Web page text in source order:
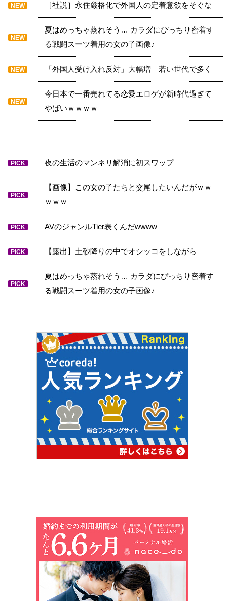
NEW ［社説］永住厳格化で外国人の定着意欲をそぐな
NEW
夏はめっちゃ蒸れそう… カラダにぴっちり密着す
る戦闘スーツ着用の女の子画像♪
NEW 「外国人受け入れ反対」大幅増 若い世代で多く
NEW
今日本で一番売れてる恋愛エロゲが新時代過ぎて
やばいｗｗｗｗ
PICK 夜の生活のマンネリ解消に初スワップ
PICK
【画像】この女の子たちと交尾したいんだがｗｗ
ｗｗｗ
PICK AVのジャンルTier表くんだwwww
PICK 【露出】土砂降りの中でオシッコをしながら
PICK
夏はめっちゃ蒸れそう… カラダにぴっちり密着す
る戦闘スーツ着用の女の子画像♪